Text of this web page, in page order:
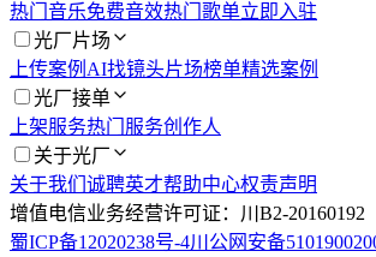
热门音乐免费音效热门歌单立即入驻
光厂片场
上传案例 AI找镜头片场榜单精选案例
光厂接单
上架服务热门服务创作人
关于光厂
关于我们 诚聘英才帮助中心权责声明
增值电信业务经营许可证：川B2-20160192
蜀ICP备12020238号-4川公网安备